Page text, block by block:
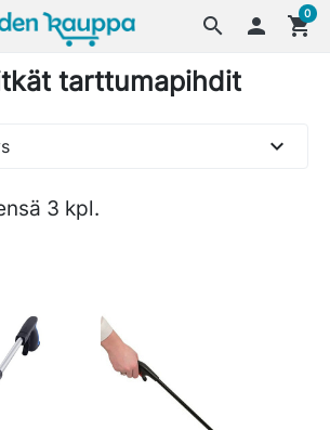
search  shopping_cart
0
tarttumapihdit
3 kpl.
expand_more